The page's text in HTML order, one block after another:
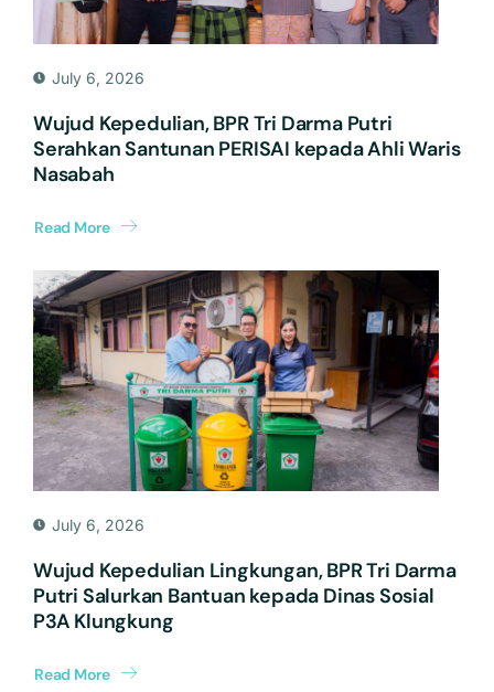
July 6, 2026
Wujud Kepedulian, BPR Tri Darma Putri
Serahkan Santunan PERISAI kepada Ahli Waris
Nasabah
Read More
July 6, 2026
Wujud Kepedulian Lingkungan, BPR Tri Darma
Putri Salurkan Bantuan kepada Dinas Sosial
P3A Klungkung
Read More